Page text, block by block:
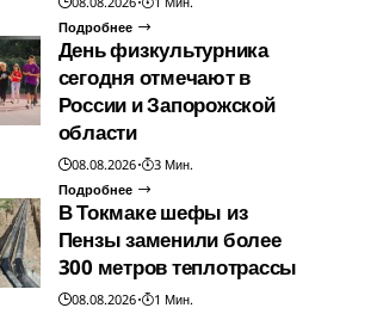
Подробнее
День физкультурника
сегодня отмечают в
России и Запорожской
области
08.08.2026
3 Мин.
Подробнее
В Токмаке шефы из
Пензы заменили более
300 метров теплотрассы
08.08.2026
1 Мин.